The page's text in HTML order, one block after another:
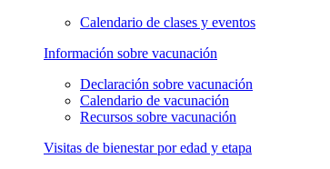
Calendario de clases y eventos
Información sobre vacunación
Declaración sobre vacunación
Calendario de vacunación
Recursos sobre vacunación
Visitas de bienestar por edad y etapa